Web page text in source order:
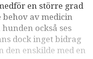
en större grad
av medicin
också ses
dock inget bidrag
enskilde med en